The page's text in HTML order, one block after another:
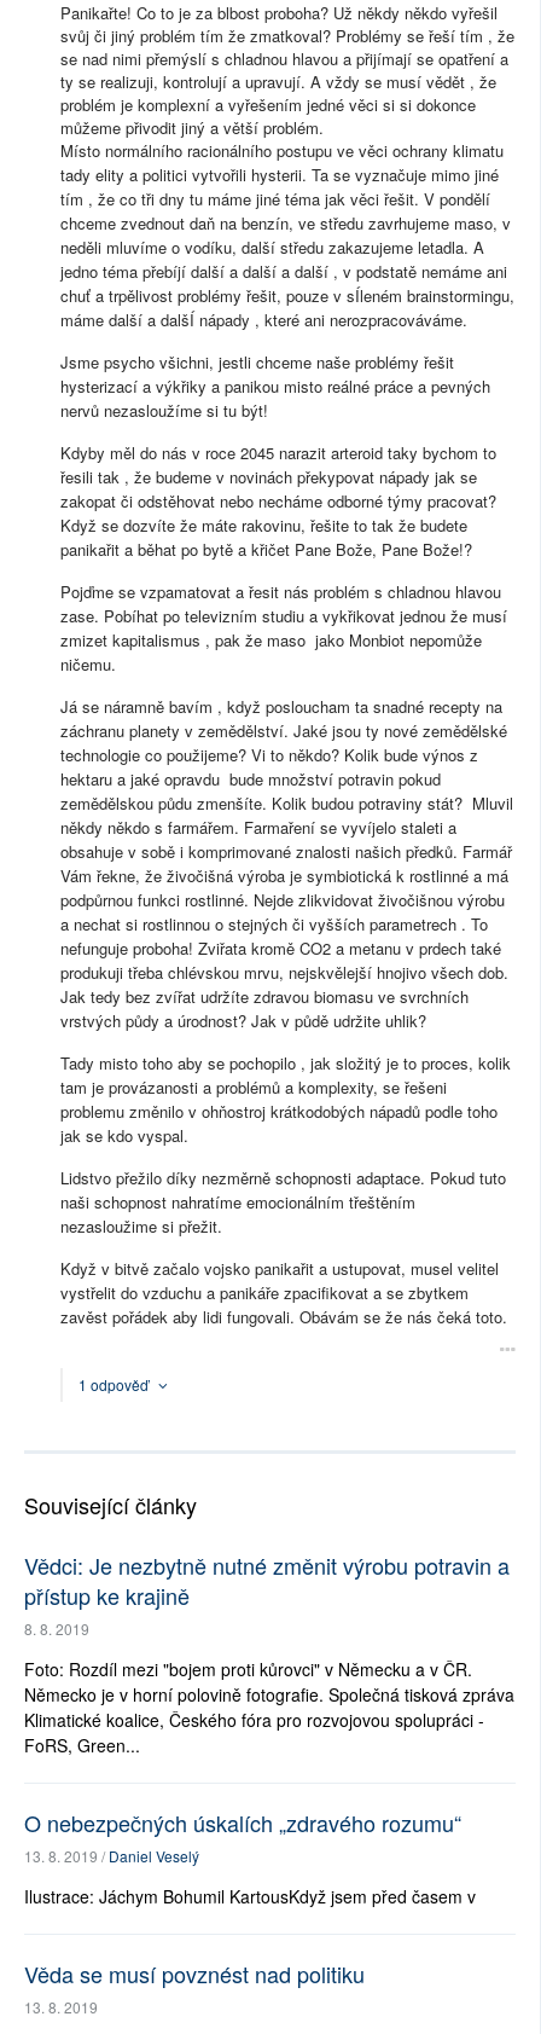
Panikařte! Co to je za blbost proboha? Už někdy někdo vyřešil
svůj či jiný problém tím že zmatkoval? Problémy se řeší tím , že
se nad nimi přemýslí s chladnou hlavou a přijímají se opatření a
ty se realizuji, kontrolují a upravují. A vždy se musí vědět , že
problém je komplexní a vyřešením jedné věci si si dokonce
můžeme přivodit jiný a větší problém.
Místo normálního racionálního postupu ve věci ochrany klimatu
tady elity a politici vytvořili hysterii. Ta se vyznačuje mimo jiné
tím , že co tři dny tu máme jiné téma jak věci řešit. V pondělí
chceme zvednout daň na benzín, ve středu zavrhujeme maso, v
neděli mluvíme o vodíku, další středu zakazujeme letadla. A
jedno téma přebíjí další a další a další , v podstatě nemáme ani
chuť a trpělivost problémy řešit, pouze v sÍleném brainstormingu,
máme další a dalšÍ nápady , které ani nerozpracováváme.
Jsme psycho všichni, jestli chceme naše problémy řešit
hysterizací a výkřiky a panikou misto reálné práce a pevných
nervů nezasloužíme si tu být!
Kdyby měl do nás v roce 2045 narazit arteroid taky bychom to
řesili tak , že budeme v novinách překypovat nápady jak se
zakopat či odstěhovat nebo necháme odborné týmy pracovat?
Když se dozvíte že máte rakovinu, řešite to tak že budete
panikařit a běhat po bytě a křičet Pane Bože, Pane Bože!?
Pojďme se vzpamatovat a řesit nás problém s chladnou hlavou
zase. Pobíhat po televizním studiu a vykřikovat jednou že musí
zmizet kapitalismus , pak že maso jako Monbiot nepomůže
ničemu.
Já se náramně bavím , když posloucham ta snadné recepty na
záchranu planety v zemědělství. Jaké jsou ty nové zemědělské
technologie co použijeme? Vi to někdo? Kolik bude výnos z
hektaru a jaké opravdu bude množství potravin pokud
zemědělskou půdu zmenšíte. Kolik budou potraviny stát? Mluvil
někdy někdo s farmářem. Farmaření se vyvíjelo staleti a
obsahuje v sobě i komprimované znalosti našich předků. Farmář
Vám řekne, že živočišná výroba je symbiotická k rostlinné a má
podpůrnou funkci rostlinné. Nejde zlikvidovat živočišnou výrobu
a nechat si rostlinnou o stejných či vyšších parametrech . To
nefunguje proboha! Zviřata kromě CO2 a metanu v prdech také
produkuji třeba chlévskou mrvu, nejskvělejší hnojivo všech dob.
Jak tedy bez zvířat udržíte zdravou biomasu ve svrchních
vrstvých půdy a úrodnost? Jak v půdě udržite uhlik?
Tady misto toho aby se pochopilo , jak složitý je to proces, kolik
tam je provázanosti a problémů a komplexity, se řešeni
problemu změnilo v ohňostroj krátkodobých nápadů podle toho
jak se kdo vyspal.
Lidstvo přežilo díky nezměrně schopnosti adaptace. Pokud tuto
naši schopnost nahratíme emocionálním třeštěním
nezasloužime si přežit.
Když v bitvě začalo vojsko panikařit a ustupovat, musel velitel
vystřelit do vzduchu a panikáře zpacifikovat a se zbytkem
zavěst pořádek aby lidi fungovali. Obávám se že nás čeká toto.
1 odpověď
Související články
Vědci: Je nezbytně nutné změnit výrobu potravin a
přístup ke krajině
8. 8. 2019
Foto: Rozdíl mezi "bojem proti kůrovci" v Německu a v ČR.
Německo je v horní polovině fotografie. Společná tisková zpráva
Klimatické koalice, Českého fóra pro rozvojovou spolupráci -
FoRS, Green...
O nebezpečných úskalích „zdravého rozumu“
13. 8. 2019 /Daniel Veselý
Ilustrace: Jáchym Bohumil KartousKdyž jsem před časem v
Věda se musí povznést nad politiku
13. 8. 2019